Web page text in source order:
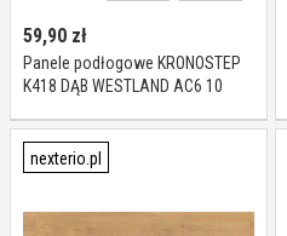
59,90 zł
Panele podłogowe KRONOSTEP
K418 DĄB WESTLAND AC6 10
nexterio.pl